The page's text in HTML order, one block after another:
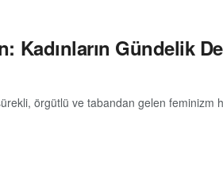
Kadınların Gündelik
örgütlü ve tabandan gelen